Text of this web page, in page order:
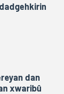
dan
xwaribû